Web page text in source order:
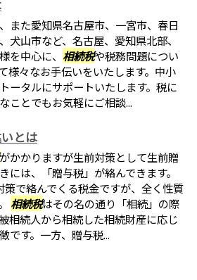
また愛知県名古屋市、一宮市、春日
犬山市など、名古屋、愛知県北部、
を中心に、 相続税や税務問題につい
様々なお手伝いをいたします。中小
ータルにサポートいたします。税に
ことでもお気軽にご相談...
とは
がかかりますが生前対策として生前贈
には、「贈与税」が絡んできます。
策で絡んでくる税金ですが、全く性質
相続税はその名の通り「相続」の際
相続人から相続した相続財産に応じ
です。一方、贈与税...